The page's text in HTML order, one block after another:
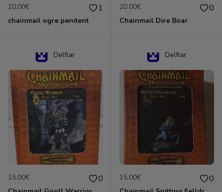
20.00€ 1
chainmail ogre penitent
20.00€ 0
Chainmail Dire Boar
Delfiar
15.00€ 0
Delfiar
15.00€ 0